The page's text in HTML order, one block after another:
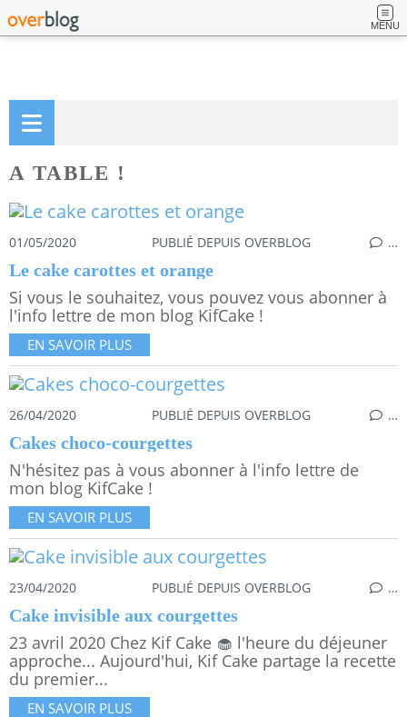
MENU
A TABLE !
01/05/2020 PUBLIÉ DEPUIS OVERBLOG …
Le cake carottes et orange
Si vous le souhaitez, vous pouvez vous abonner à
l'info lettre de mon blog KifCake !
EN SAVOIR PLUS
26/04/2020 PUBLIÉ DEPUIS OVERBLOG …
Cakes choco-courgettes
N'hésitez pas à vous abonner à l'info lettre de
mon blog KifCake !
EN SAVOIR PLUS
23/04/2020 PUBLIÉ DEPUIS OVERBLOG …
Cake invisible aux courgettes
23 avril 2020 Chez Kif Cake 🧁 l'heure du déjeuner
approche... Aujourd'hui, Kif Cake partage la recette
du premier...
EN SAVOIR PLUS